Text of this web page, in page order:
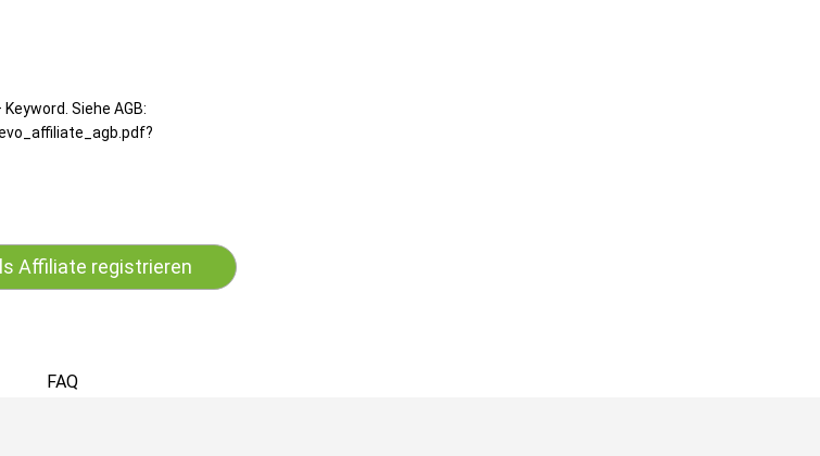
Siehe AGB:
Affiliate registrieren
FAQ